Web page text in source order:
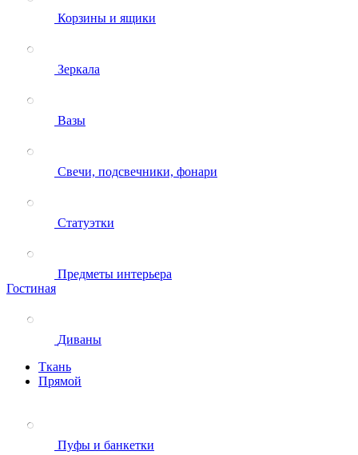
Корзины и ящики
Зеркала
Вазы
Свечи, подсвечники, фонари
Статуэтки
Предметы интерьера
Гостиная
Диваны
Ткань
Прямой
Пуфы и банкетки